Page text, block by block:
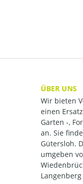
ÜBER UNS
Wir bieten
einen
Garten -,
an. Sie
Gütersloh.
umgeben